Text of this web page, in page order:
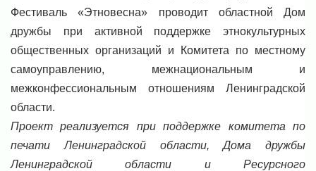
Фестиваль «Этновесна» проводит областной Дом
дружбы при активной поддержке этнокультурных
общественных организаций и Комитета по местному
самоуправлению, межнациональным и
межконфессиональным отношениям Ленинградской
области.
Проект реализуется при поддержке комитета по
печати Ленинградской области, Дома дружбы
Ленинградской области и Ресурсного